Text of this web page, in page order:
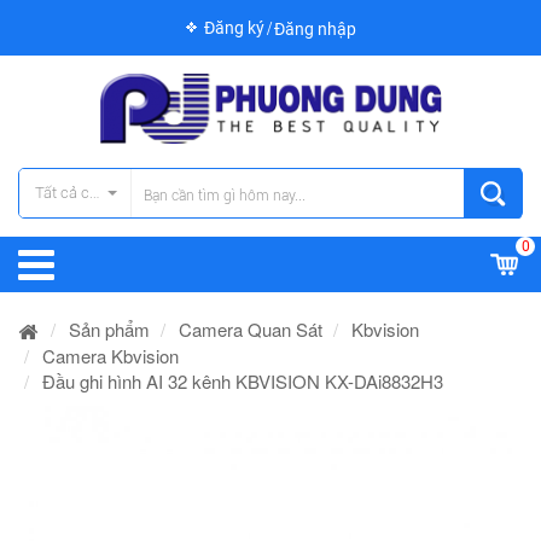
Đăng ký Đăng nhập
Tất cả các danh mục
0
Sản phẩm Camera Quan Sát
Kbvision
Camera Kbvision
Đầu ghi hình AI 32 kênh KBVISION KX-DAi8832H3